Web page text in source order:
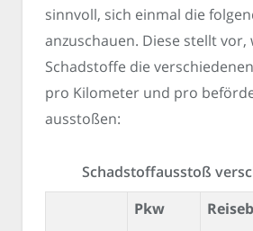
sinnvoll, sich einmal die
anzuschauen. Diese stellt vor,
Schadstoffe die
pro Kilometer und pro
ausstoßen:
Schadstoffausstoß
Pkw